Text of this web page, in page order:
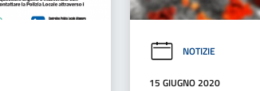
NOTIZIE
15 GIUGNO 2020